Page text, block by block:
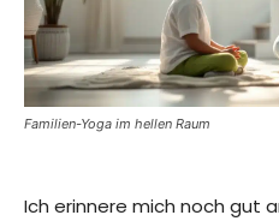
Familien-Yoga im hellen Raum
Ich erinnere mich noch gut